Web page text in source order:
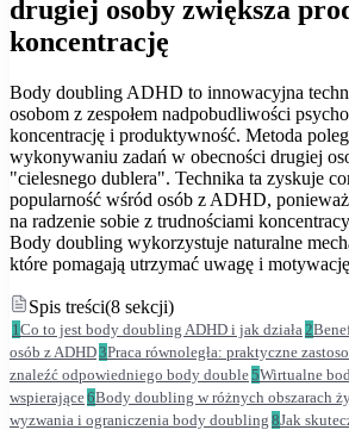
drugiej osoby zwiększa
koncentrację
Body doubling ADHD to innowacyjna
osobom z zespołem nadpobudliwości
koncentrację i produktywność. Metoda
wykonywaniu zadań w obecności drugiej
"cielesnego dublera". Technika ta zyskuje
popularność wśród osób z ADHD,
na radzenie sobie z trudnościami
Body doubling wykorzystuje naturalne
które pomagają utrzymać uwagę i
Spis treści(8 sekcji)
1 Co to jest body doubling ADHD i jak działa 2
osób z ADHD3Praca równoległa: praktyczne
znaleźć odpowiedniego body double5Wirtualne
wspierające6Body doubling w różnych obszarach
wyzwania i ograniczenia body doubling 8Jak